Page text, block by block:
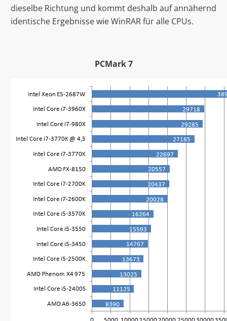
dieselbe Richtung und kommt deshalb auf annähernd
identische Ergebnisse wie WinRAR für alle CPUs.
PCMark 7